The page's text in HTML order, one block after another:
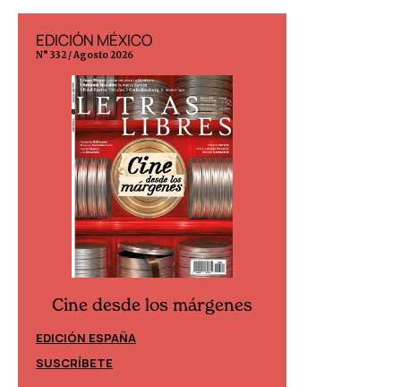
EDICIÓN MÉXICO
N° 332 / Agosto 2026
Cine desde los márgenes
EDICIÓN ESPAÑA
SUSCRÍBETE